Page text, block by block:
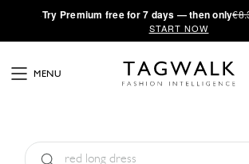
·Try Premium free for 7 days — then only
START NOW
MENU